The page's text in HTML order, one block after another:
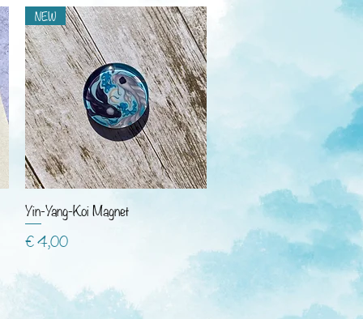
NEW
Yin-Yang-Koi Magnet
Preis
€ 4,00